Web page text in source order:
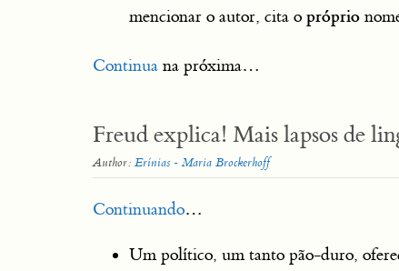
mencionar o autor, cita o próprio
Continua na próxima…
Freud explica! Mais lapsos de
Author: Erínias - Maria Brockerhoff
Continuando…
Um político, um tanto pão-duro,